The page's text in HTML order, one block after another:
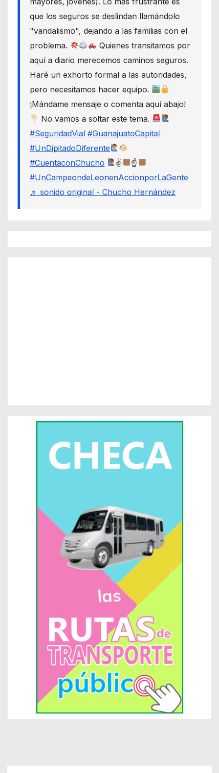
que los seguros se deslindan llamándolo
"vandalismo", dejando a las familias con el
problema.
Quienes transitamos por
aquí a diario merecemos caminos seguros.
Haré un exhorto formal a las autoridades,
pero necesitamos hacer equipo.
¡Mándame mensaje o comenta aquí abajo!
No vamos a soltar este tema.
#SeguridadVial #GuanajuatoCapital
#UnDipitadoDiferente
#CuentaconChucho
✌
☝
#UnCampeondeLeonenAccionporLaGente
♬ sonido original - Chucho Hernández